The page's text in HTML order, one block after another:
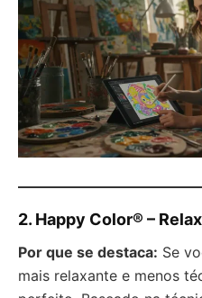
2. Happy Color® –
Por que se destaca: Se
mais relaxante e menos